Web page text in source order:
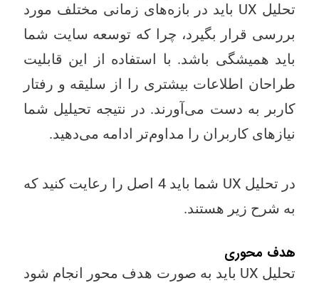
تحلیل UX باید در بازه‌های زمانی مختلف مورد
بررسی قرار بگیرد، چرا که توسعه سایت شما
باید همیشگی باشد. با استفاده از این قابلیت
طراحان اطلاعات بیشتری را از سلیقه و رفتار
کاربر به دست می‌آورند. در نتیجه تحیلیل شما
نیازهای کاربران را مداوم‌تر ادامه می‌دهید.
در تحلیل UX شما باید 4 اصل را رعایت کنید که
به شرح زیر هستند.
هدف محوری
تحلیل UX باید به صورت هدف محور انجام شود